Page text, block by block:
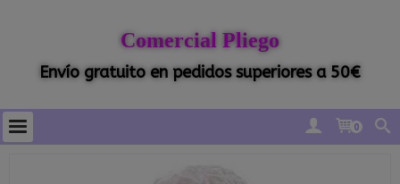
Comercial Pliego
Envío gratuito en pedidos superiores a 50€
0